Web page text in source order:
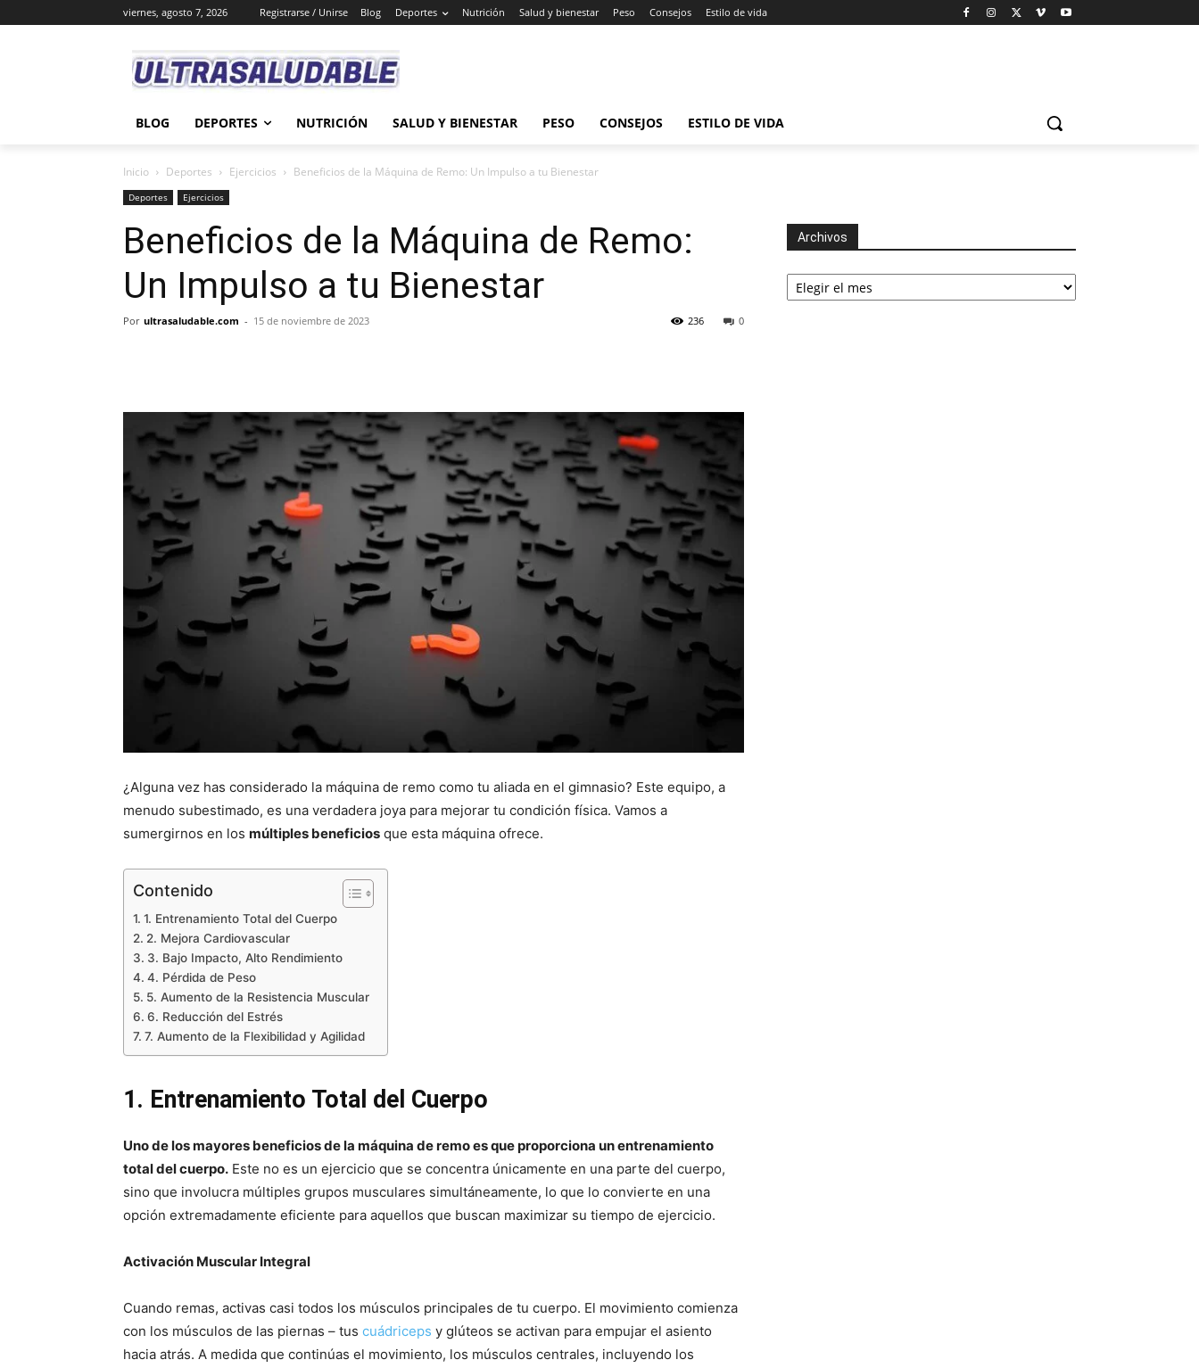
viernes, agosto 7, 2026 Registrarse / Unirse Blog Deportes Nutrición Salud y bienestar Peso Consejos Estilo de vida
BLOG DEPORTES NUTRICIÓN SALUD Y BIENESTAR PESO CONSEJOS ESTILO DE VIDA
Inicio Deportes Ejercicios Beneficios de la Máquina de Remo: Un Impulso a tu Bienestar
Deportes Ejercicios
Beneficios de la Máquina de Remo:
Un Impulso a tu Bienestar
Por ultrasaludable.com - 15 de noviembre de 2023 0
236
¿Alguna vez has considerado la máquina de remo como tu aliada en el gimnasio? Este equipo, a
menudo subestimado, es una verdadera joya para mejorar tu condición física. Vamos a
sumergirnos en los múltiples beneficios que esta máquina ofrece.
Contenido
1. Entrenamiento Total del Cuerpo
2. Mejora Cardiovascular
3. Bajo Impacto, Alto Rendimiento
4. Pérdida de Peso
5. Aumento de la Resistencia Muscular
6. Reducción del Estrés
7. Aumento de la Flexibilidad y Agilidad
1. Entrenamiento Total del Cuerpo
Uno de los mayores beneficios de la máquina de remo es que proporciona un entrenamiento
total del cuerpo. Este no es un ejercicio que se concentra únicamente en una parte del cuerpo,
sino que involucra múltiples grupos musculares simultáneamente, lo que lo convierte en una
opción extremadamente eficiente para aquellos que buscan maximizar su tiempo de ejercicio.
Activación Muscular Integral
Cuando remas, activas casi todos los músculos principales de tu cuerpo. El movimiento comienza
con los músculos de las piernas – tus cuádriceps y glúteos se activan para empujar el asiento
hacia atrás. A medida que continúas el movimiento, los músculos centrales, incluyendo los
Archivos
Archivos